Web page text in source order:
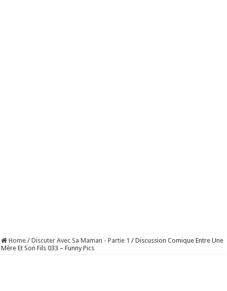
Home / Discuter Avec Sa Maman - Partie 1 / Discussion Comique Entre Une
Mère Et Son Fils 033 – Funny Pics